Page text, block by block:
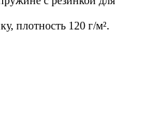
плотность 120 г/м².